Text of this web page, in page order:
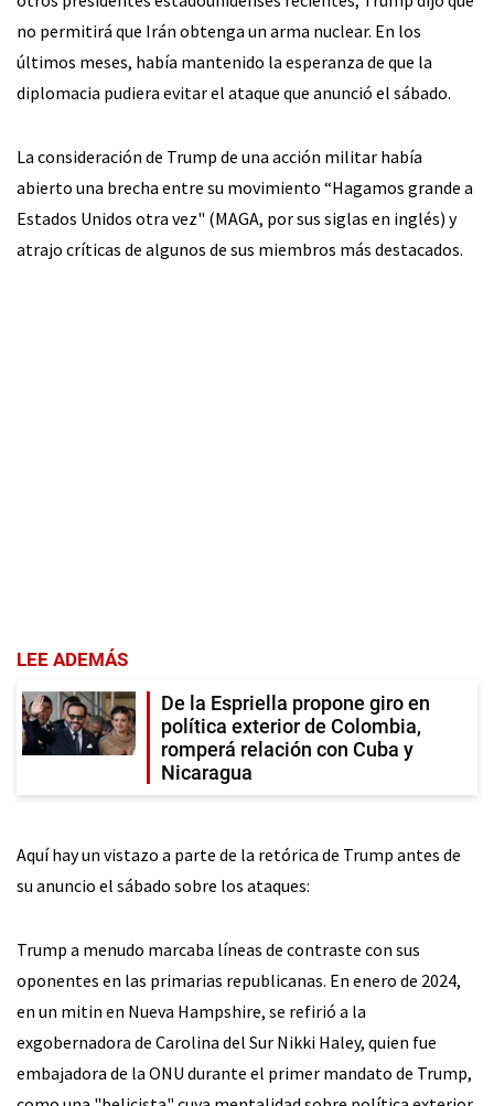
no permitirá que Irán obtenga un arma nuclear. En los
últimos meses, había mantenido la esperanza de que la
diplomacia pudiera evitar el ataque que anunció el sábado.
La consideración de Trump de una acción militar había
abierto una brecha entre su movimiento “Hagamos grande a
Estados Unidos otra vez" (MAGA, por sus siglas en inglés) y
atrajo críticas de algunos de sus miembros más destacados.
LEE ADEMÁS
De la Espriella propone giro en
política exterior de Colombia,
romperá relación con Cuba y
Nicaragua
Aquí hay un vistazo a parte de la retórica de Trump antes de
su anuncio el sábado sobre los ataques:
Trump a menudo marcaba líneas de contraste con sus
oponentes en las primarias republicanas. En enero de 2024,
en un mitin en Nueva Hampshire, se refirió a la
exgobernadora de Carolina del Sur Nikki Haley, quien fue
embajadora de la ONU durante el primer mandato de Trump,